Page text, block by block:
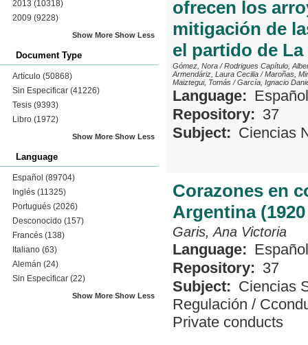
2013 (10318)
2009 (9228)
Show More Show Less
Document Type
Artículo (50868)
Sin Especificar (41226)
Tesis (9393)
Libro (1972)
Show More Show Less
Language
Español (89704)
Inglés (11325)
Portugués (2026)
Desconocido (157)
Francés (138)
Italiano (63)
Alemán (24)
Sin Especificar (22)
Show More Show Less
ofrecen los
mitigación de
el partido de La
Gómez, Nora /Rodrigues Capítulo,
Armendáriz, Laura Cecilia /Maroñas,
Maiztegui, Tomás /García, Ignacio
Language: Español
Repository: 37
Subject: Ciencias
Corazones en
Argentina (1920
Garis, Ana Victoria
Language: Español
Repository: 37
Subject: Ciencias
Regulación /
Private conducts